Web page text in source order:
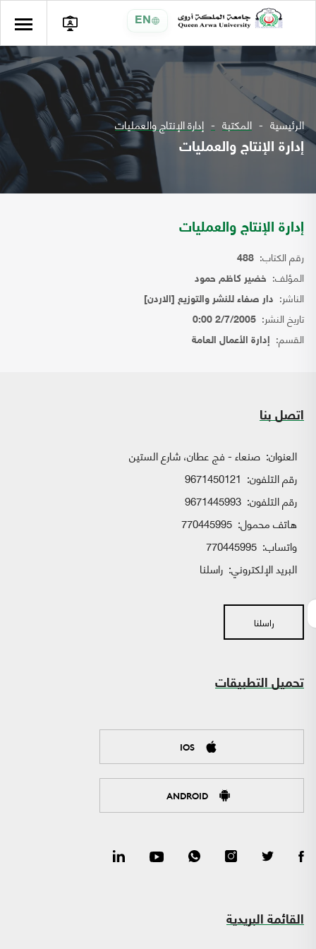
EN
الرئيسية المكتبة إدارة الإنتاج والعمليات
إدارة الإنتاج والعمليات
إدارة الإنتاج والعمليات
رقم الكتاب: 488
المؤلف: خضير كاظم حمود
الناشر: دار صفاء للنشر والتوزيع [الاردن]
تاريخ النشر: 2/7/2005 0:00
القسم: إدارة الأعمال العامة
اتصل بنا
العنوان: صنعاء - فج عطان، شارع الستين
رقم التلفون: 9671450121
رقم التلفون: 9671445993
هاتف محمول: 770445995
واتساب:
البريد الإلكتروني: راسلنا
راسلنا
تحميل التطبيقات
IOS
ANDROID
القائمة البريدية